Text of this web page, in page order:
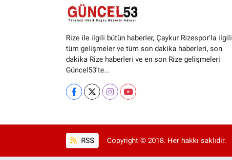
Rize ile ilgili bütün haberler, Çaykur Rizespor'la ilgili
tüm gelişmeler ve tüm son dakika haberleri, son
dakika Rize haberleri ve en son Rize gelişmeleri
Güncel53'te...
RSS Copyright © 2018. Her hakkı saklıdır.